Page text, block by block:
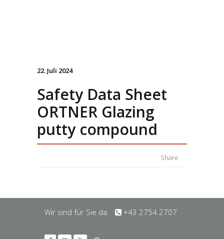
22. Juli 2024
Safety Data Sheet
ORTNER Glazing
putty compound
Share
Wir sind für Sie da: +43 2754 2707